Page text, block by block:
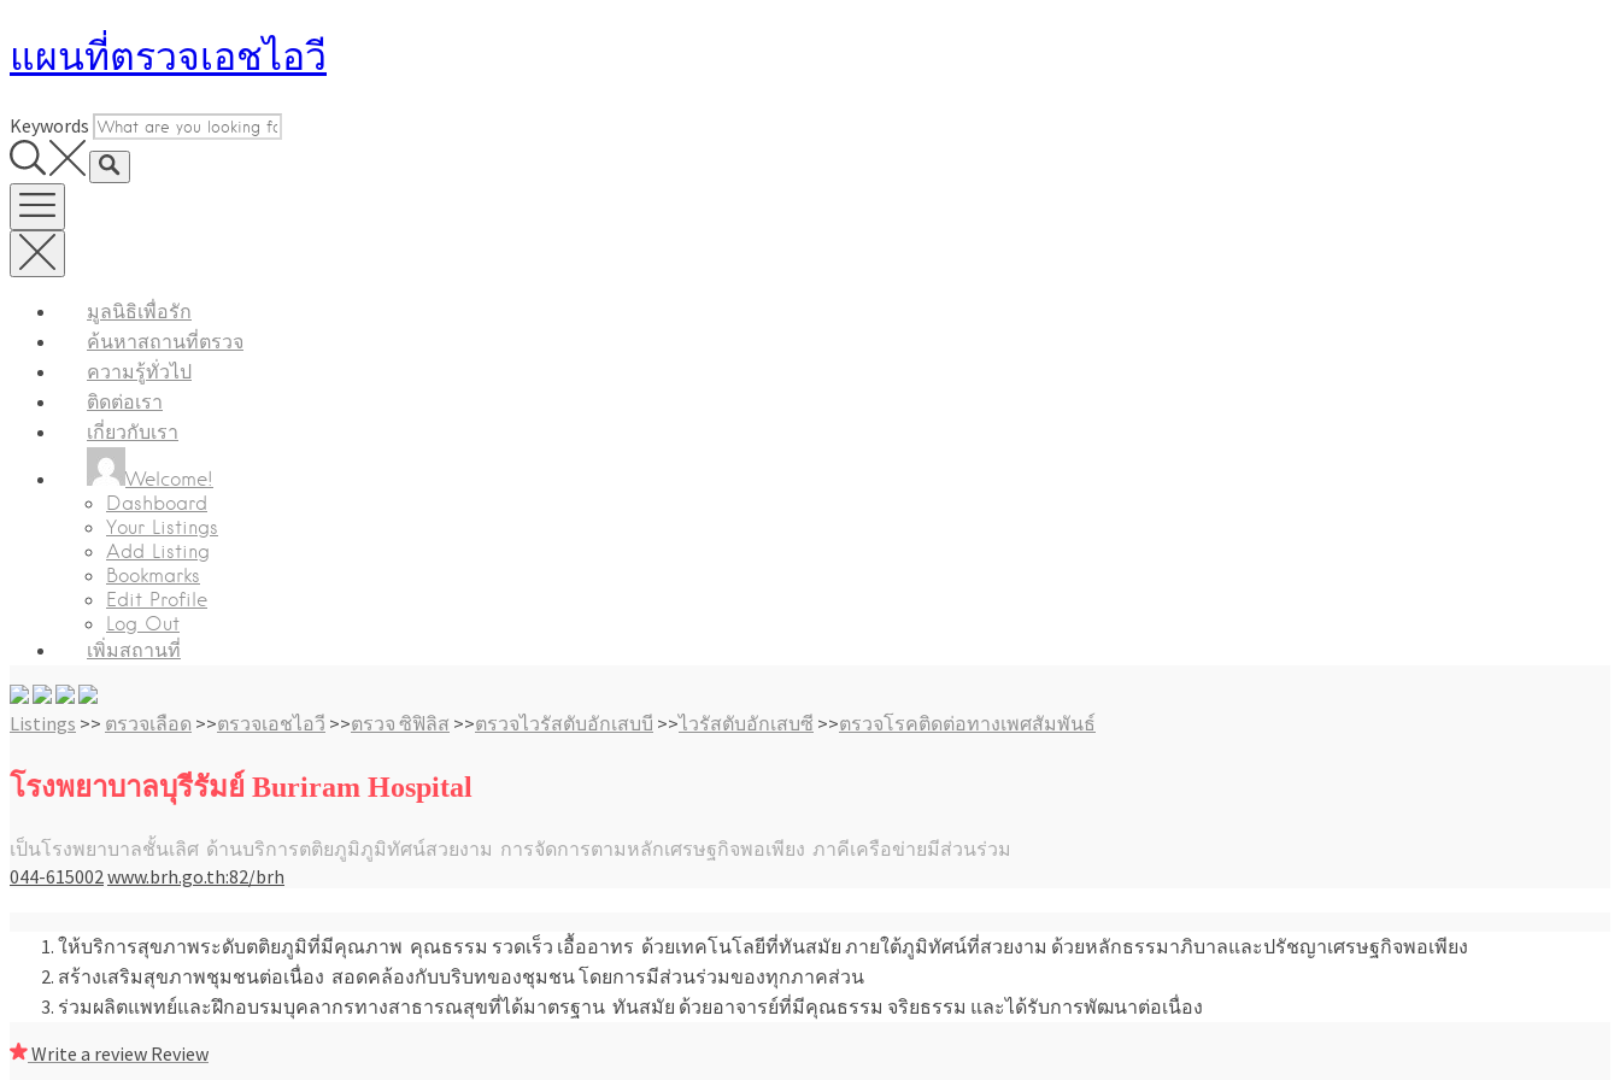
to
แผนที่ตรวจเอชไอวี
Keywords
มูลนิธิเพื่อรัก
ค้นหาสถานที่ตรวจ
ความรู้ทั่วไป
ติดต่อเรา
เกี่ยวกับเรา
Welcome!
Dashboard
Your Listings
Add Listing
Bookmarks
Edit Profile
Log Out
เพิ่มสถานที่
Listings >> ตรวจเลือด >>ตรวจเอชไอวี >>ตรวจ ซิฟิลิส >>ตรวจไวรัสตับอักเสบบี >>ไวรัสตับอักเสบซี >>ตรวจโรคติดต่อทางเพศสัมพันธ์
โรงพยาบาลบุรีรัมย์ Buriram Hospital
เป็นโรงพยาบาลชั้นเลิศ ด้านบริการตติยภูมิภูมิทัศน์สวยงาม การจัดการตามหลักเศรษฐกิจพอเพียง ภาคีเครือข่ายมีส่วนร่วม
044-615002 www.brh.go.th:82/brh
ให้บริการสุขภาพระดับตติยภูมิที่มีคุณภาพ คุณธรรม รวดเร็ว เอื้ออาทร ด้วยเทคโนโลยีที่ทันสมัย ภายใต้ภูมิทัศน์ที่สวยงาม ด้วยหลักธรรมาภิบาลและปรัชญาเศรษฐกิจพอเพียง
สร้างเสริมสุขภาพชุมชนต่อเนื่อง สอดคล้องกับบริบทของชุมชน โดยการมีส่วนร่วมของทุกภาคส่วน
ร่วมผลิตแพทย์และฝึกอบรมบุคลากรทางสาธารณสุขที่ได้มาตรฐาน ทันสมัย ด้วยอาจารย์ที่มีคุณธรรม จริยธรรม และได้รับการพัฒนาต่อเนื่อง
Write a review Review